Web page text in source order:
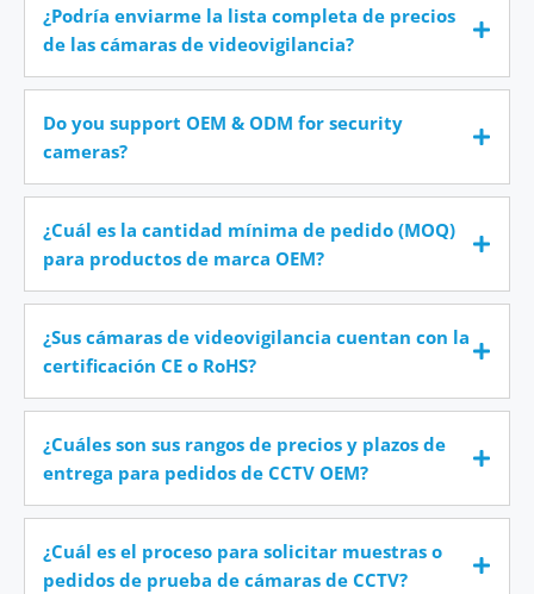
¿Podría enviarme la lista completa de precios
de las cámaras de videovigilancia?
Do you support OEM & ODM for security
cameras?
¿Cuál es la cantidad mínima de pedido (MOQ)
para productos de marca OEM?
¿Sus cámaras de videovigilancia cuentan con la
certificación CE o RoHS?
¿Cuáles son sus rangos de precios y plazos de
entrega para pedidos de CCTV OEM?
¿Cuál es el proceso para solicitar muestras o
pedidos de prueba de cámaras de CCTV?